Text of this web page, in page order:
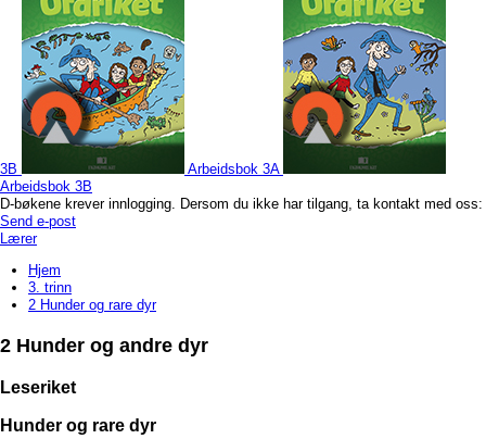
3B
Arbeidsbok 3A
Arbeidsbok 3B
D-bøkene krever innlogging. Dersom du ikke har tilgang, ta kontakt med oss:
Send e-post
Lærer
Hjem
3. trinn
2 Hunder og rare dyr
2 Hunder og andre dyr
Leseriket
Hunder og rare dyr